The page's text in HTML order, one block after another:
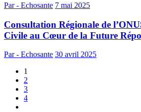
Par - Echosante 7 mai 2025
Consultation Régionale de
Civile au Cœur de la Future
Par - Echosante 30 avril 2025
1
2
3
4